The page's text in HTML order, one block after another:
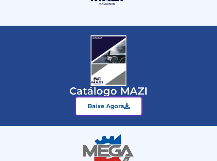
Catálogo MAZI
Baixe Agora